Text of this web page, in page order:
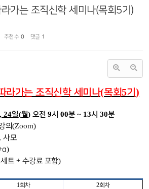
가는 조직신학 세미나(목회5기)
추천 수 0 댓글 1
라가는 조직신학 세미나(목회5기 )
24일(월) 오전 9시 00분~ 13시 30분
의(Zoom)
사모
α)
세트+ 수강료 포함)
1 회차 2회차